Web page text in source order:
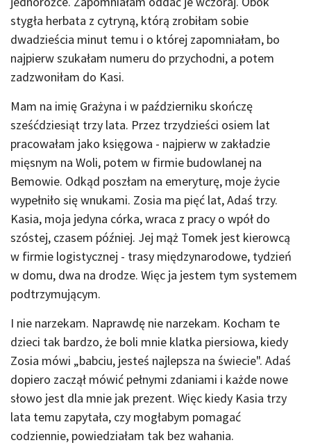
stygła herbata z cytryną, którą zrobiłam sobie
dwadzieścia minut temu i o której zapomniałam, bo
najpierw szukałam numeru do przychodni, a potem
zadzwoniłam do Kasi.
Mam na imię Grażyna i w październiku skończę
sześćdziesiąt trzy lata. Przez trzydzieści osiem lat
pracowałam jako księgowa - najpierw w zakładzie
mięsnym na Woli, potem w firmie budowlanej na
Bemowie. Odkąd poszłam na emeryturę, moje życie
wypełniło się wnukami. Zosia ma pięć lat, Adaś trzy.
Kasia, moja jedyna córka, wraca z pracy o wpół do
szóstej, czasem później. Jej mąż Tomek jest kierowcą
w firmie logistycznej - trasy międzynarodowe, tydzień
w domu, dwa na drodze. Więc ja jestem tym systemem
podtrzymującym.
I nie narzekam. Naprawdę nie narzekam. Kocham te
dzieci tak bardzo, że boli mnie klatka piersiowa, kiedy
Zosia mówi „babciu, jesteś najlepsza na świecie". Adaś
dopiero zaczął mówić pełnymi zdaniami i każde nowe
słowo jest dla mnie jak prezent. Więc kiedy Kasia trzy
lata temu zapytała, czy mogłabym pomagać
codziennie, powiedziałam tak bez wahania.